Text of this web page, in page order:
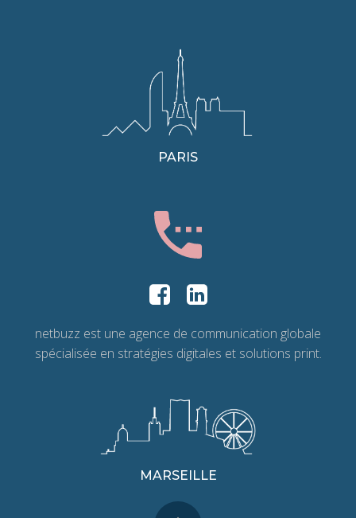
PARIS
netbuzz est une agence de communication globale
spécialisée en stratégies digitales et solutions print.
MARSEILLE